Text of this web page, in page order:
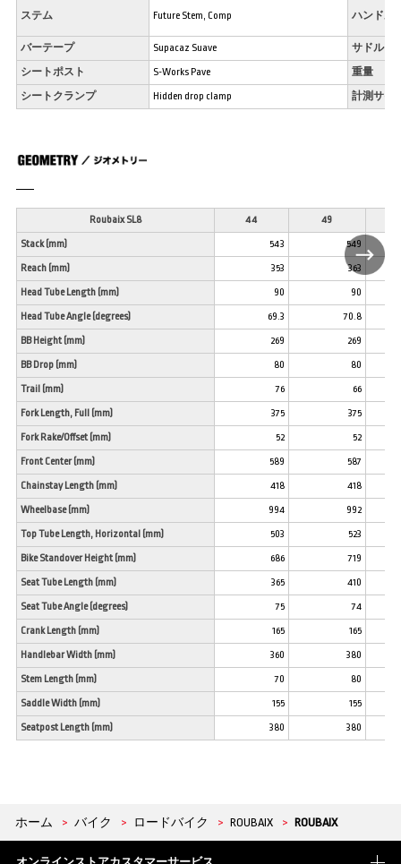
ステム Future Stem, Comp ハンドル
バーテープ Supacaz Suave サドル
シートポスト S-Works Pave 重量
シートクランプ Hidden drop clamp 計測サイ
Roubaix SL8 44 49
Stack (mm) 543 549
Reach (mm) 353 363
Head Tube Length (mm) 90 90
Head Tube Angle (degrees) 69.3 70.8
BB Height (mm) 269 269
BB Drop (mm) 80 80
Trail (mm) 76 66
Fork Length, Full (mm) 375 375
Fork Rake/Offset (mm) 52 52
Front Center (mm) 589 587
Chainstay Length (mm) 418 418
Wheelbase (mm) 994 992
Top Tube Length, Horizontal (mm) 503 523
Bike Standover Height (mm) 686 719
Seat Tube Length (mm) 365 410
Seat Tube Angle (degrees) 75 74
Crank Length (mm) 165 165
Handlebar Width (mm) 360 380
Stem Length (mm) 70 80
Saddle Width (mm) 155 155
Seatpost Length (mm) 380 380
ホーム > バイク > ロードバイク > ROUBAIX > ROUBAIX